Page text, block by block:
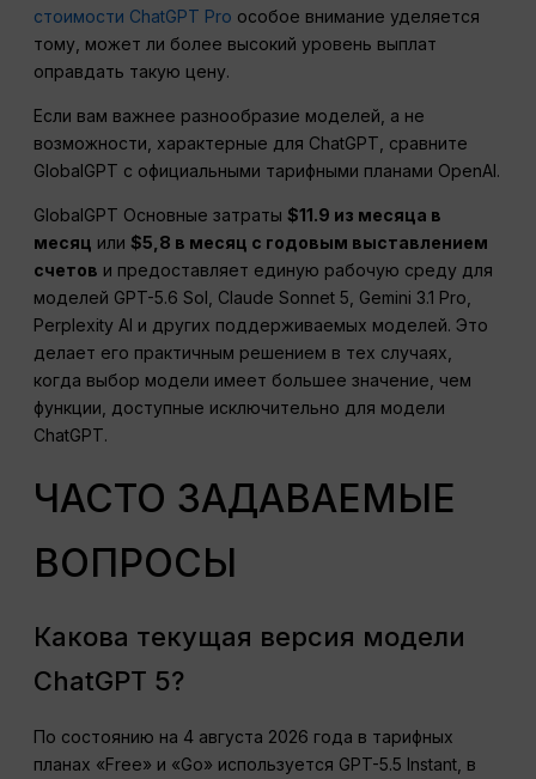
стоимости ChatGPT Pro особое внимание уделяется
тому, может ли более высокий уровень выплат
оправдать такую цену.
Если вам важнее разнообразие моделей, а не
возможности, характерные для ChatGPT, сравните
GlobalGPT с официальными тарифными планами OpenAI.
GlobalGPT Основные затраты$11.9 из месяца в
месяц или$5,8 в месяц с годовым выставлением
счетов и предоставляет единую рабочую среду для
моделей GPT-5.6 Sol, Claude Sonnet 5, Gemini 3.1 Pro,
Perplexity AI и других поддерживаемых моделей. Это
делает его практичным решением в тех случаях,
когда выбор модели имеет большее значение, чем
функции, доступные исключительно для модели
ChatGPT.
ЧАСТО ЗАДАВАЕМЫЕ
ВОПРОСЫ
Какова текущая версия модели
ChatGPT 5?
По состоянию на 4 августа 2026 года в тарифных
планах «Free» и «Go» используется GPT-5.5 Instant, в